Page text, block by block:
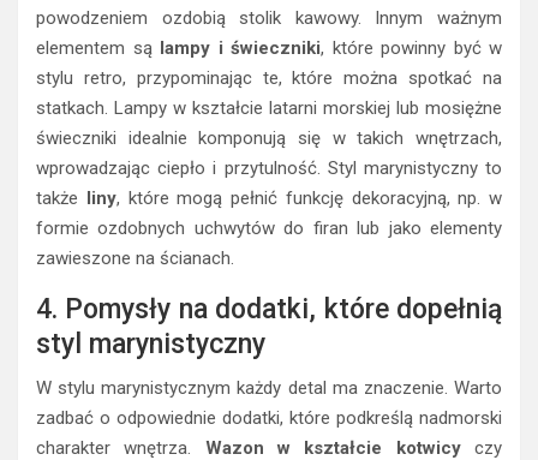
powodzeniem ozdobią stolik kawowy. Innym ważnym
elementem są lampy i świeczniki, które powinny być w
stylu retro, przypominając te, które można spotkać na
statkach. Lampy w kształcie latarni morskiej lub mosiężne
świeczniki idealnie komponują się w takich wnętrzach,
wprowadzając ciepło i przytulność. Styl marynistyczny to
także liny, które mogą pełnić funkcję dekoracyjną, np. w
formie ozdobnych uchwytów do firan lub jako elementy
zawieszone na ścianach.
4. Pomysły na dodatki, które dopełnią
styl marynistyczny
W stylu marynistycznym każdy detal ma znaczenie. Warto
zadbać o odpowiednie dodatki, które podkreślą nadmorski
charakter wnętrza. Wazon w kształcie kotwicyczy